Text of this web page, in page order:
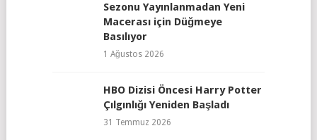
Sezonu Yayınlanmadan Yeni
Macerası için Düğmeye
Basılıyor
1 Ağustos 2026
HBO Dizisi Öncesi Harry Potter
Çılgınlığı Yeniden Başladı
31 Temmuz 2026